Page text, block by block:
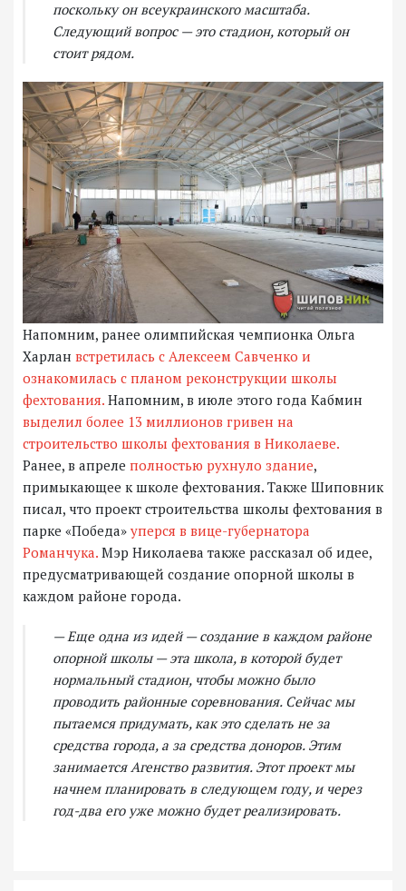
поскольку он всеукраинского масштаба.
Следующий вопрос — это стадион, который он
стоит рядом.
Напомним, ранее олимпийская чемпионка Ольга
Харлан встретилась с Алексеем Савченко и
ознакомилась с планом реконструкции школы
фехтования. Напомним, в июле этого года Кабмин
выделил более 13 миллионов гривен на
строительство школы фехтования в Николаеве.
Ранее, в апреле полностью рухнуло здание,
примыкающее к школе фехтования. Также Шиповник
писал, что проект строительства школы фехтования в
парке «Победа» уперся в вице-губернатора
Романчука. Мэр Николаева также рассказал об идее,
предусматривающей создание опорной школы в
каждом районе города.
— Еще одна из идей — создание в каждом районе
опорной школы — эта школа, в которой будет
нормальный стадион, чтобы можно было
проводить районные соревнования. Сейчас мы
пытаемся придумать, как это сделать не за
средства города, а за средства доноров. Этим
занимается Агенство развития. Этот проект мы
начнем планировать в следующем году, и через
год-два его уже можно будет реализировать.